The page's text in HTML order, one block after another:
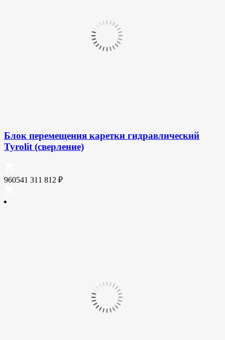
Блок перемещения каретки гидравлический
Tyrolit (сверление)
960541 311 812 ₽